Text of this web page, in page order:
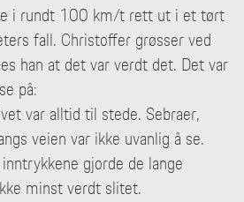
i rundt 100 km/t rett ut i et tørt
fall. Christoffer grøsser ved
han at det var verdt det. Det var
på:
var alltid til stede. Sebraer,
veien var ikke uvanlig å se.
gjorde de lange
minst verdt slitet.